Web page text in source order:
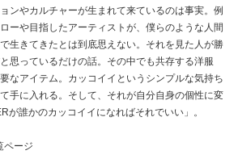
ンやカルチャーが生まれて来ているのは事実。例
ーや目指したアーティストが、僕らのような人間
生きてきたとは到底思えない。それを見た人が勝
思っているだけの話。その中でも共存する洋服
なアイテム。カッコイイというシンプルな気持ち
手に入れる。そして、それが自分自身の個性に変
が誰かのカッコイイになればそれでいい」。
ページ